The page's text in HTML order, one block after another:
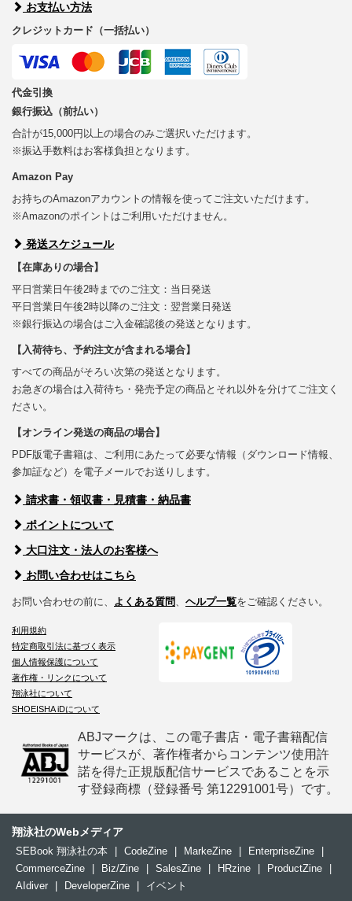
お支払い方法
クレジットカード（一括払い）
代金引換
銀行振込（前払い）
合計が15,000円以上の場合のみご選択いただけます。
※振込手数料はお客様負担となります。
Amazon Pay
お持ちのAmazonアカウントの情報を使ってご注文いただけます。
※Amazonのポイントはご利用いただけません。
発送スケジュール
【在庫ありの場合】
平日営業日午後2時までのご注文：当日発送
平日営業日午後2時以降のご注文：翌営業日発送
※銀行振込の場合はご入金確認後の発送となります。
【入荷待ち、予約注文が含まれる場合】
すべての商品がそろい次第の発送となります。
お急ぎの場合は入荷待ち・発売予定の商品とそれ以外を分けてご注文く
ださい。
【オンライン発送の商品の場合】
PDF版電子書籍は、ご利用にあたって必要な情報（ダウンロード情報、
参加証など）を電子メールでお送りします。
請求書・領収書・見積書・納品書
ポイントについて
大口注文・法人のお客様へ
お問い合わせはこちら
お問い合わせの前に、 よくある質問、 ヘルプ一覧をご確認ください。
利用規約
特定商取引法に基づく表示
個人情報保護について
著作権・リンクについて
翔泳社について
SHOEISHA iDについて
ABJマークは、この電子書店・電子書籍配信
サービスが、著作権者からコンテンツ使用許
諾を得た正規版配信サービスであることを示
す登録商標（登録番号 第12291001号）です。
翔泳社のWebメディア
SEBook 翔泳社の本 CodeZine MarkeZine EnterpriseZine
CommerceZine
Biz/Zine SalesZine HRzine ProductZine
AIdiver
DeveloperZine イベント